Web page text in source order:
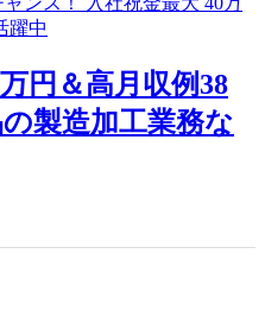
円＆高月収例38
製造加工業務な